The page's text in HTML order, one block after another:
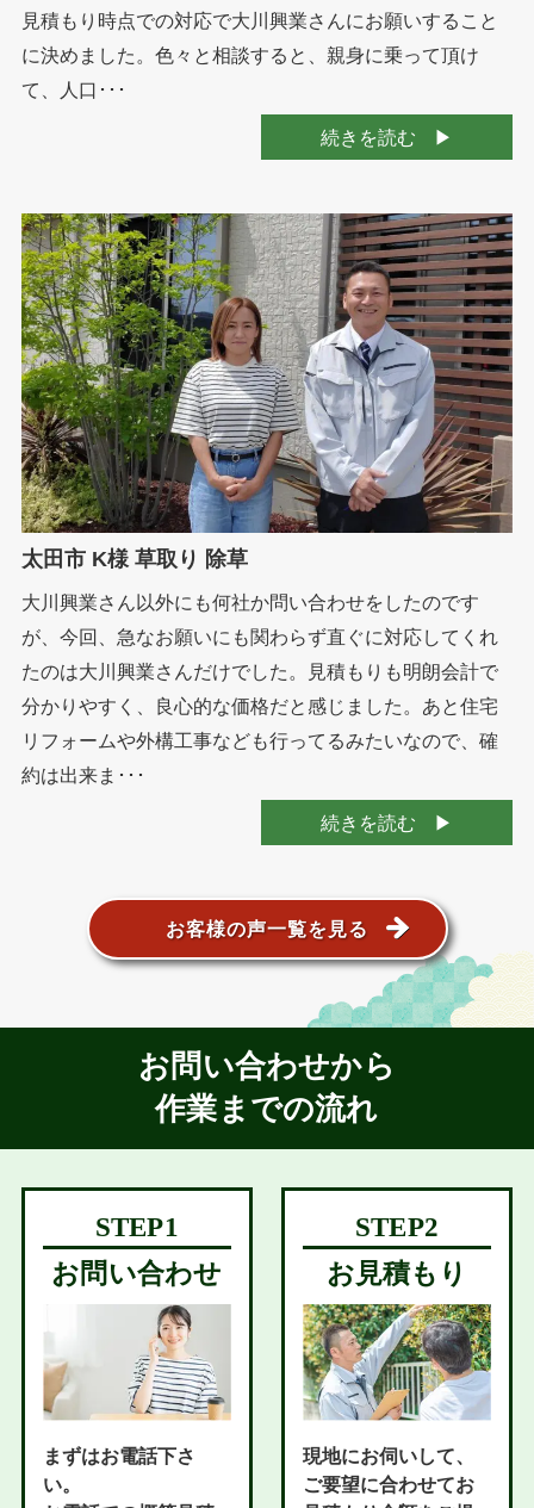
見積もり時点での対応で大川興業さんにお願いすること
に決めました。色々と相談すると、親身に乗って頂け
て、人口･･･
続きを読む
太田市 K様 草取り 除草
大川興業さん以外にも何社か問い合わせをしたのです
が、今回、急なお願いにも関わらず直ぐに対応してくれ
たのは大川興業さんだけでした。見積もりも明朗会計で
分かりやすく、良心的な価格だと感じました。あと住宅
リフォームや外構工事なども行ってるみたいなので、確
約は出来ま･･･
続きを読む
お客様の声一覧を見る
お問い合わせから
作業までの流れ
お問い合わせ
まずはお電話下さ
い。
お見積もり
現地にお伺いして、
ご要望に合わせてお